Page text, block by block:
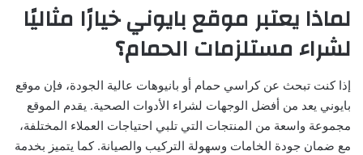
لماذا يعتبر موقع بايوني خيارًا مثاليًا
لشراء مستلزمات الحمام؟
إذا كنت تبحث عن كراسي حمام أو بانيوهات عالية الجودة، فإن موقع
بايوني يعد من أفضل الوجهات لشراء الأدوات الصحية. يقدم الموقع
مجموعة واسعة من المنتجات التي تلبي احتياجات العملاء المختلفة،
مع ضمان جودة الخامات وسهولة التركيب والصيانة. كما يتميز بخدمة